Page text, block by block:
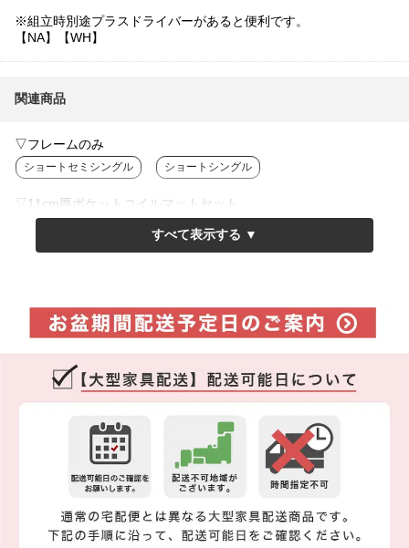
※組立時別途プラスドライバーがあると便利です。
【NA】【WH】
関連商品
▽フレームのみ
ショートセミシングル ショートシングル
▽11cm厚ポケットコイルマットセット
ショートシングル